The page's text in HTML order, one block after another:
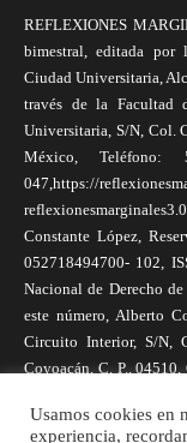
REFLEXIONES
bimestral, editada por
Ciudad Universitaria,
través de la Facultad
Universitaria, S/N, Col.
México, Teléfono:
047,https://
Constante López,
052718494700- 102,
Nacional de Derecho
este número, Alberto
Circuito Interior, S/N,
Coyoacán, C. P.,
necesariamente
Usamos cookies en
experiencia,